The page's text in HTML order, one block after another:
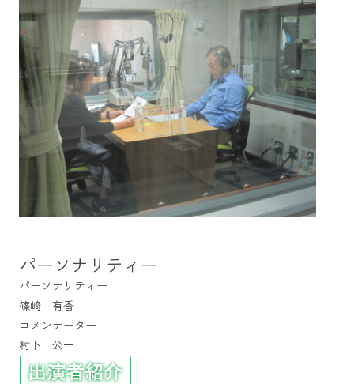
パーソナリティー
パーソナリティー
篠崎 有香
コメンテーター
村下 公一